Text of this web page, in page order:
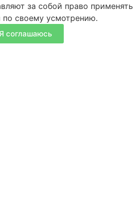
за собой право применять
по своему усмотрению.
Я соглашаюсь